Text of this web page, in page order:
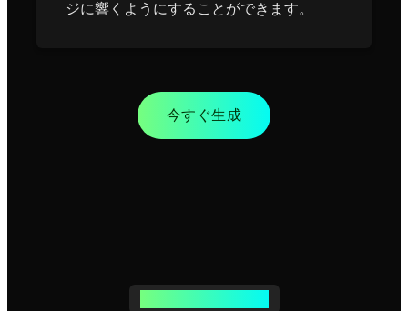
ジに響くようにすることができます。
今すぐ生成